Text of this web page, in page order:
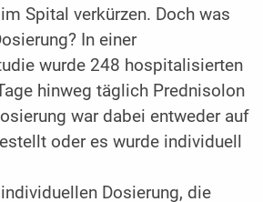
Spital verkürzen. Doch was
In einer
wurde 248 hospitalisierten
hinweg täglich Prednisolon
war dabei entweder auf
oder es wurde individuell
Dosierung, die